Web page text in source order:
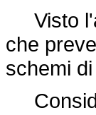
Visto
che
schemi